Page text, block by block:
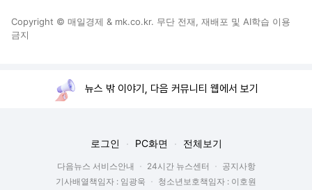
Copyright © 매일경제 & mk.co.kr. 무단 전재, 재배포 및 AI학습 이용
금지
뉴스 밖 이야기, 다음 커뮤니티 웹에서 보기
로그인 PC화면 전체보기
다음뉴스 서비스안내 24시간 뉴스센터
공지사항
기사배열책임자 : 임광욱
청소년보호책임자 : 이호원